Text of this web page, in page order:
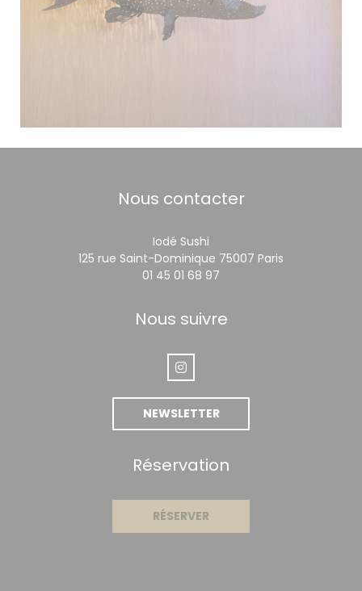
Nous contacter
Iodé Sushi
125 rue Saint-Dominique 75007 Paris
01 45 01 68 97
Nous suivre
Instagram ((ouvre une
NEWSLETTER
Réservation
RÉSERVER